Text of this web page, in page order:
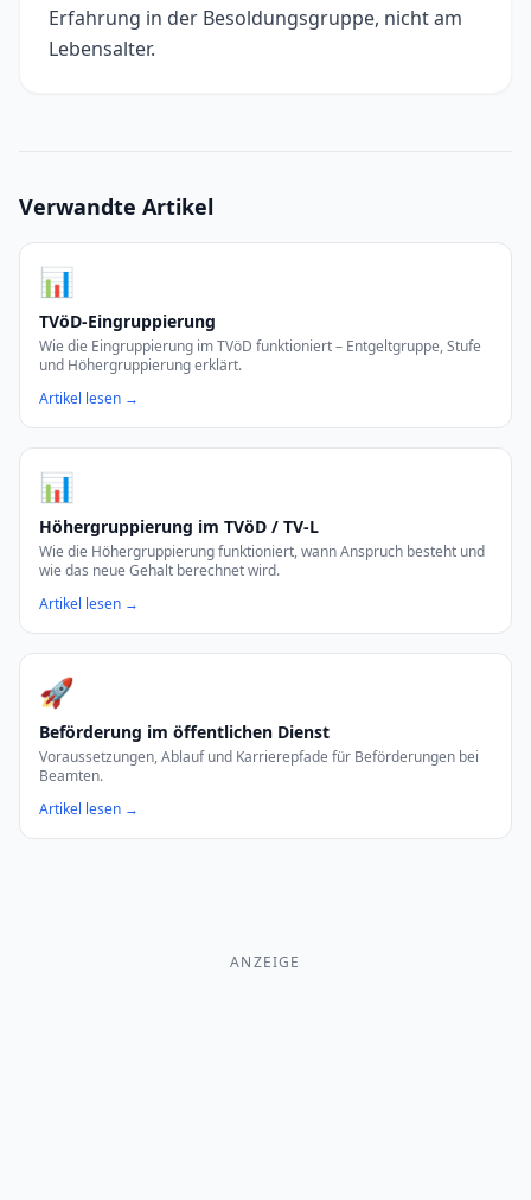
Erfahrung in der Besoldungsgruppe, nicht am
Lebensalter.
Verwandte Artikel
📊
TVöD-Eingruppierung
Wie die Eingruppierung im TVöD funktioniert – Entgeltgruppe, Stufe
und Höhergruppierung erklärt.
Artikel lesen →
📊
Höhergruppierung im TVöD / TV-L
Wie die Höhergruppierung funktioniert, wann Anspruch besteht und
wie das neue Gehalt berechnet wird.
Artikel lesen →
🚀
Beförderung im öffentlichen Dienst
Voraussetzungen, Ablauf und Karrierepfade für Beförderungen bei
Beamten.
Artikel lesen →
ANZEIGE